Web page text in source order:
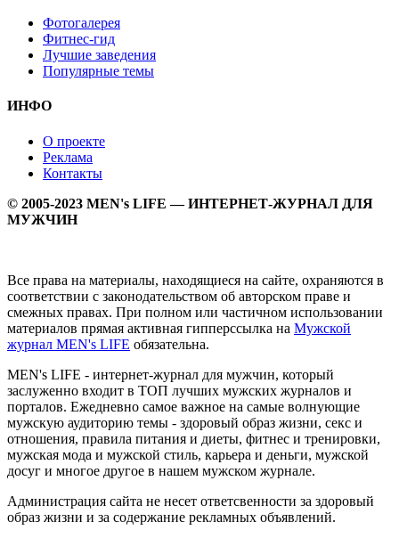
Фотогалерея
Фитнес-гид
Лучшие заведения
Популярные темы
ИНФО
О проекте
Реклама
Контакты
© 2005-2023 MEN's LIFE — ИНТЕРНЕТ-ЖУРНАЛ ДЛЯ
МУЖЧИН
Все права на материалы, находящиеся на сайте, охраняются в
соответствии с законодательством об авторском праве и
смежных правах. При полном или частичном использовании
материалов прямая активная гипперссылка на Мужской
журнал MEN's LIFE обязательна.
MEN's LIFE - интернет-журнал для мужчин, который
заслуженно входит в ТОП лучших мужских журналов и
порталов. Ежедневно самое важное на самые волнующие
мужскую аудиторию темы - здоровый образ жизни, секс и
отношения, правила питания и диеты, фитнес и тренировки,
мужская мода и мужской стиль, карьера и деньги, мужской
досуг и многое другое в нашем мужском журнале.
Администрация сайта не несет ответсвенности за здоровый
образ жизни и за содержание рекламных объявлений.